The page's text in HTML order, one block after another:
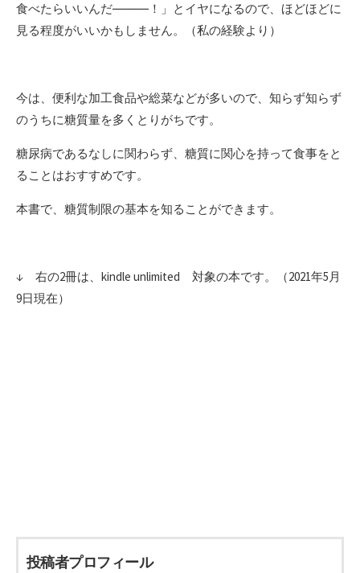
食べたらいいんだ―――！」とイヤになるので、ほどほどに
見る程度がいいかもしません。（私の経験より）
今は、便利な加工食品や総菜などが多いので、知らず知らず
のうちに糖質量を多くとりがちです。
糖尿病であるなしに関わらず、糖質に関心を持って食事をと
ることはおすすめです。
本書で、糖質制限の基本を知ることができます。
↓ 右の2冊は、kindle unlimited 対象の本です。（2021年5月
9日現在）
投稿者プロフィール